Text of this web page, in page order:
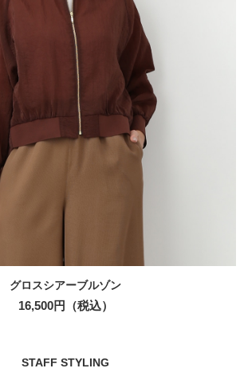
グロスシアーブルゾン
16,500円（税込）
STAFF STYLING